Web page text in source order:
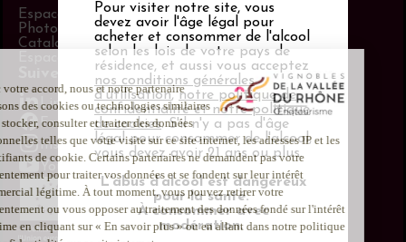
Espace adhérent
Photothèque
Catalogue PLV
Espace presse
Suivez-nous
LinkedIn
Facebook
Instagram
Youtube
Pour visiter notre site, vous
devez avoir l'âge légal pour
acheter et consommer de l'alcool
selon les lois de votre pays de
résidence, et aussi vous acceptez
nos conditions générales
d’utilisation,notre politique de
confidentialité et notre politique
de cookies. S'il n'y a pas d'âge
légal pour consommer de l'alcool,
vous devez avoir 21 ans ou plus.
L’abus d’alcool est dangereux
pour la santé.
À consommer avec
modération.